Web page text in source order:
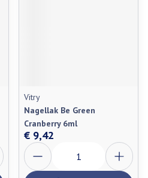
Vitry
Nagellak Be Green
Cranberry 6ml
€ 9,42
Aantal